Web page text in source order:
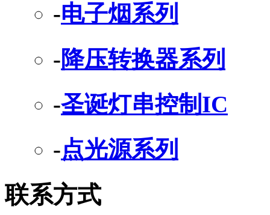
-电子烟系列
-降压转换器系列
-圣诞灯串控制IC
-点光源系列
联系方式